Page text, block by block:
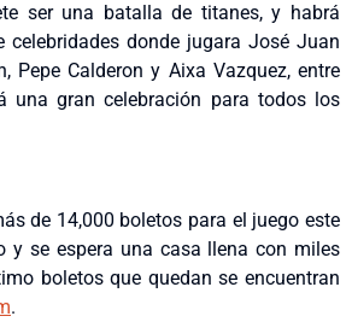
ser una batalla de titanes, y habrá
celebridades donde jugara José Juan
Pepe Calderon y Aixa Vazquez, entre
una gran celebración para todos los
de 14,000 boletos para el juego este
y se espera una casa llena con miles
boletos que quedan se encuentran
.